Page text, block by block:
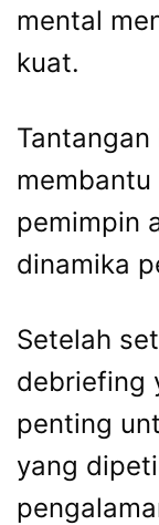
mental
kuat.
pemimpin
dinamika
Setelah
debriefing
penting
yang